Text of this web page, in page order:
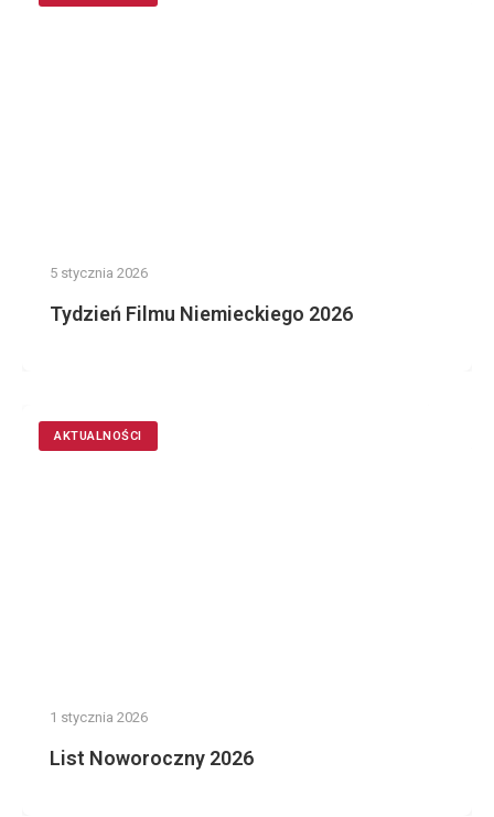
5 stycznia 2026
Tydzień Filmu Niemieckiego 2026
AKTUALNOŚCI
1 stycznia 2026
List Noworoczny 2026